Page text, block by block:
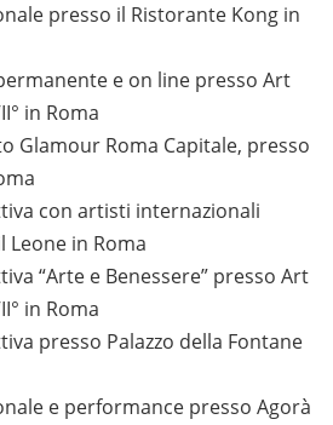
presso il Ristorante Kong in
e on line presso Art
in Roma
Glamour Roma Capitale, presso
con artisti internazionali
Leone in Roma
“Arte e Benessere” presso Art
in Roma
presso Palazzo della Fontane
e performance presso Agorà